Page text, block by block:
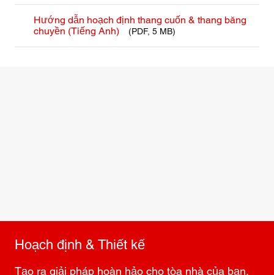
Hướng dẫn hoạch định thang cuốn & thang băng
chuyền (Tiếng Anh)
(PDF, 5 MB)
Hoạch định & Thiết kế
Tạo ra giải pháp hoàn hảo cho tòa nhà của bạn.